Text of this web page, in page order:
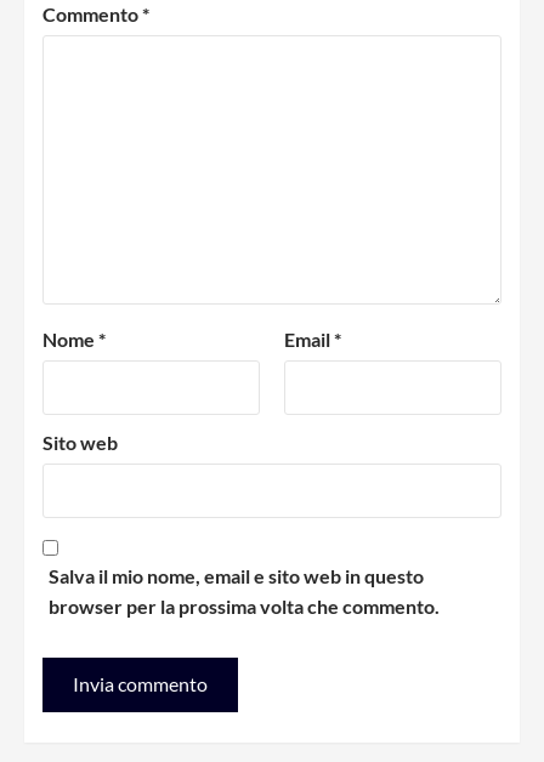
Commento*
Nome * Email*
Sito web
Salva il mio nome, email e sito web in questo
browser per la prossima volta che commento.